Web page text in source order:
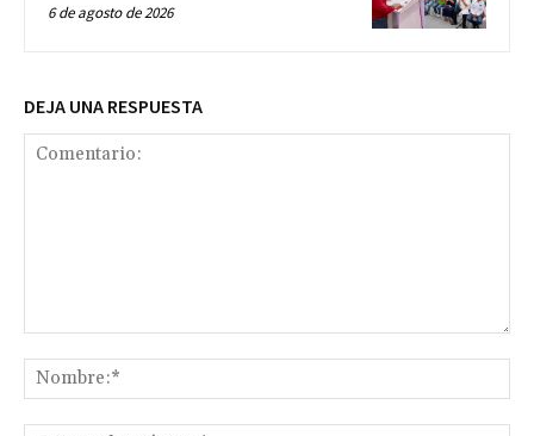
6 de agosto de 2026
DEJA UNA RESPUESTA